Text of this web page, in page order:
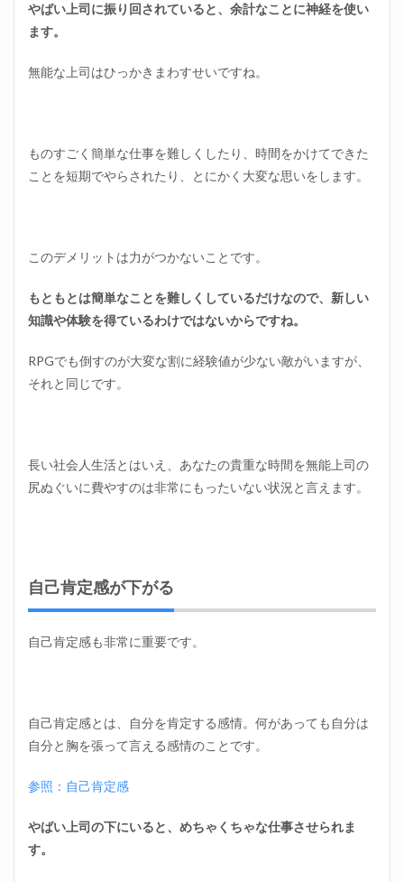
やばい上司に振り回されていると、余計なことに神経を使い
ます。
無能な上司はひっかきまわすせいですね。
ものすごく簡単な仕事を難しくしたり、時間をかけてできた
ことを短期でやらされたり、とにかく大変な思いをします。
このデメリットは力がつかないことです。
もともとは簡単なことを難しくしているだけなので、新しい
知識や体験を得ているわけではないからですね。
RPGでも倒すのが大変な割に経験値が少ない敵がいますが、
それと同じです。
長い社会人生活とはいえ、あなたの貴重な時間を無能上司の
尻ぬぐいに費やすのは非常にもったいない状況と言えます。
自己肯定感が下がる
自己肯定感も非常に重要です。
自己肯定感とは、自分を肯定する感情。何があっても自分は
自分と胸を張って言える感情のことです。
参照：自己肯定感
やばい上司の下にいると、めちゃくちゃな仕事させられま
す。